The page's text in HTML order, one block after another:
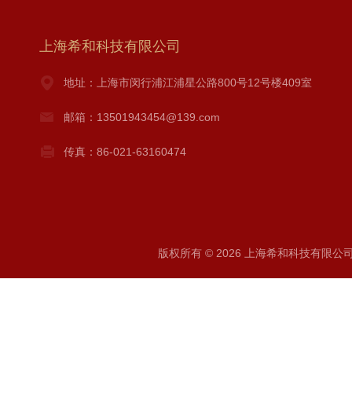
上海希和科技有限公司
地址：上海市闵行浦江浦星公路800号12号楼409室
邮箱：13501943454@139.com
传真：86-021-63160474
版权所有 © 2026 上海希和科技有限公